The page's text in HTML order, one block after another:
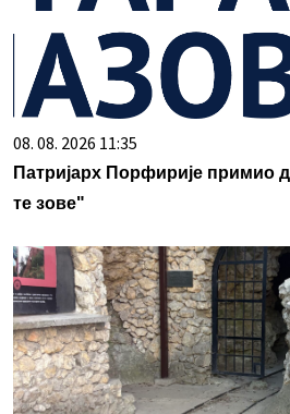
08. 08. 2026 11:35
Патријарх Порфирије примио
те зове"